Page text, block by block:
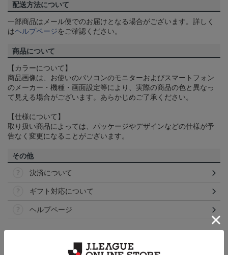
配送方法について
一部商品はメール便でのお届けとなる場合がございます。詳しく
はヘルプページをご確認ください。
商品について
【カラーについて】
商品画像は、お使いのパソコンのモニターおよびスマートフォン
のメーカー・機種・画面設定等により、実際の商品の色と異なっ
て見える場合がございます。あらかじめご了承ください。
【仕様について】
取り扱い商品によっては、パッケージやデザインなどの仕様が予
告なく変更になることがございます。
その他
決済について
ギフト対応について
ヘルプページ